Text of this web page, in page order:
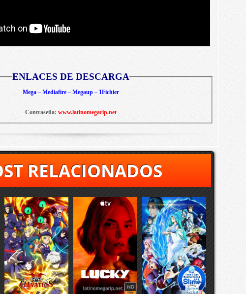
ENLACES DE DESCARGA
Mega – Mediafire – Megaup – 1Fichier
Contraseña: www.latinomegarip.net
RELACIONADOS